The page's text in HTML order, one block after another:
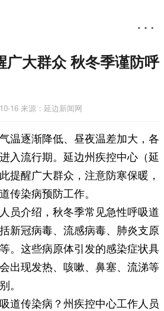
广大群众 秋冬季谨防呼
16 来源：延边新闻网
温逐渐降低、昼夜温差加大，各
入流行期。延边州疾控中心（延
提醒广大群众，注意防寒保暖，
传染病预防工作。
员介绍，秋冬季常见急性呼吸道
新冠病毒、流感病毒、肺炎支原
。这些病原体引发的感染症状具
出现发热、咳嗽、鼻塞、流涕等
。
道传染病？州疾控中心工作人员